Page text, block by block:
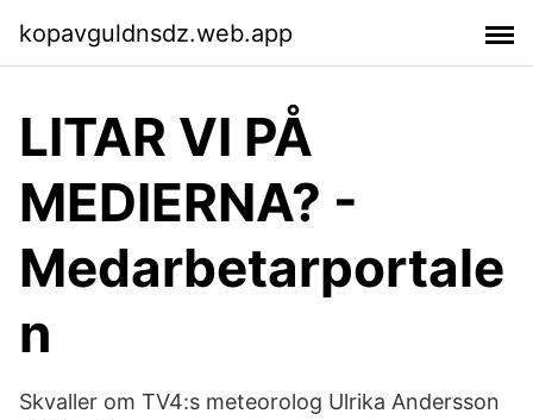
kopavguldnsdz.web.app
LITAR VI PÅ
MEDIERNA? -
Medarbetarportale
n
Skvaller om TV4:s meteorolog Ulrika Andersson